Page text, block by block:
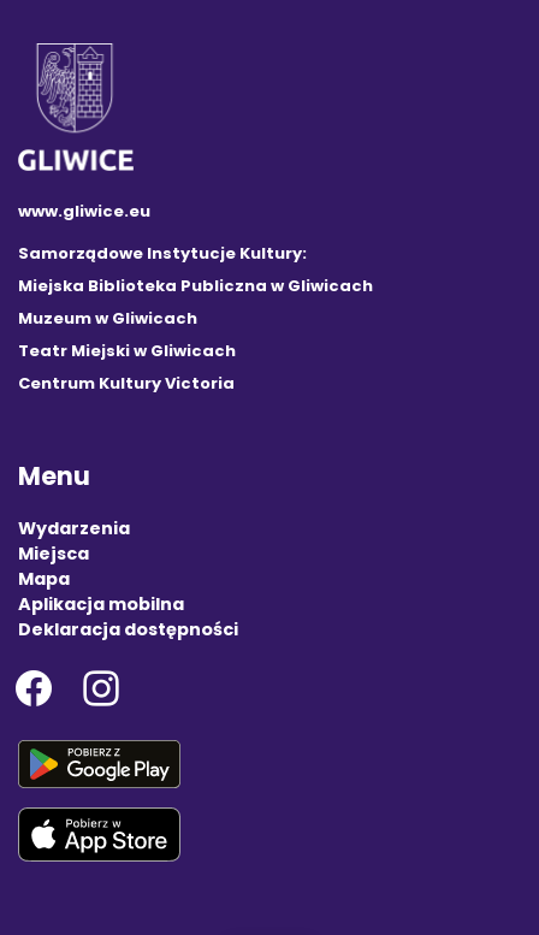
www.gliwice.eu
Samorządowe Instytucje Kultury:
Miejska Biblioteka Publiczna w Gliwicach
Muzeum w Gliwicach
Teatr Miejski w Gliwicach
Centrum Kultury Victoria
Menu
Wydarzenia
Miejsca
Mapa
Aplikacja mobilna
Deklaracja dostępności